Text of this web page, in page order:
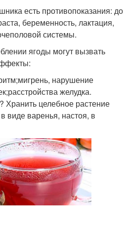
есть противопоказания: до
беременность, лактация,
системы.
ягоды могут вызвать
нарушение
желудка.
Хранить целебное растение
виде варенья, настоя, в